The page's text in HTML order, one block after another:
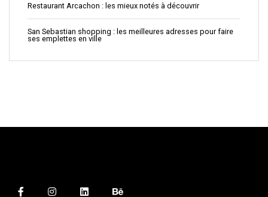
Restaurant Arcachon : les mieux notés à découvrir
San Sebastian shopping : les meilleures adresses pour faire
ses emplettes en ville